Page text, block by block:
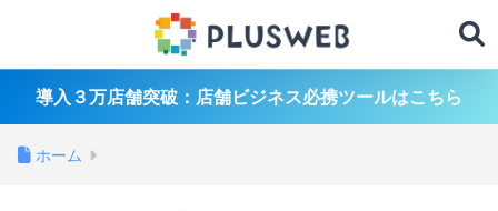
導入３万店舗突破：店舗ビジネス必携ツールはこちら
ホーム